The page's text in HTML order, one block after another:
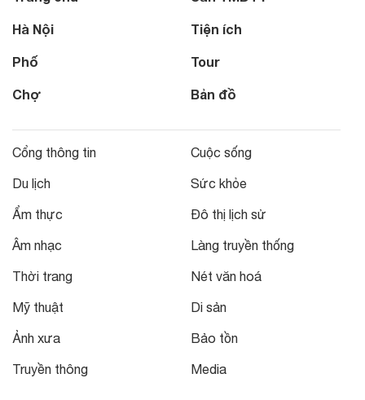
Hà Nội
Phố
Chợ
Tiện ích
Tour
Bản đồ
Cổng thông tin
Du lịch
Ẩm thực
Âm nhạc
Thời trang
Mỹ thuật
Ảnh xưa
Truyền thông
Cuộc sống
Sức khỏe
Đô thị lịch sử
Làng truyền thống
Nét văn hoá
Di sản
Bảo tồn
Media